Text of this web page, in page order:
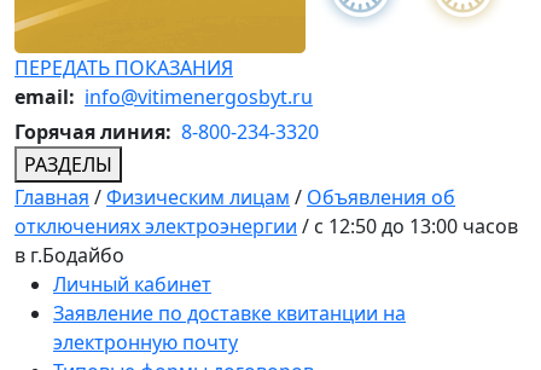
ПЕРЕДАТЬ ПОКАЗАНИЯ
email: info@vitimenergosbyt.ru
Горячая линия: 8-800-234-3320
РАЗДЕЛЫ
Главная /Физическим лицам / Объявления об
отключениях электроэнергии / с 12:50 до 13:00 часов
в г.Бодайбо
Личный кабинет
Заявление по доставке квитанции на
электронную почту